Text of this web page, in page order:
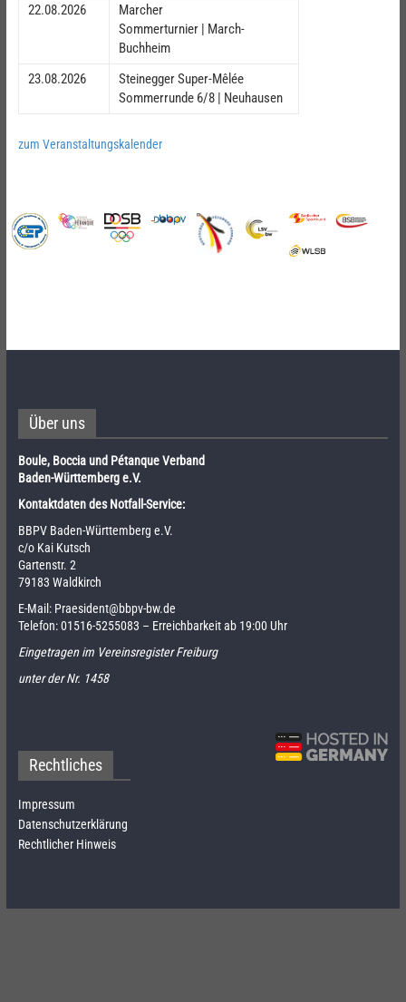
22.08.2026
Marcher
Sommerturnier | March-
Buchheim
23.08.2026
Steinegger Super-Mêlée
Sommerrunde 6/8 | Neuhausen
zum Veranstaltungskalender
Über uns
Boule, Boccia und Pétanque Verband
Baden-Württemberg e.V.
Kontaktdaten des Notfall-Service:
BBPV Baden-Württemberg e.V.
c/o Kai Kutsch
Gartenstr. 2
79183 Waldkirch
E-Mail: Praesident@bbpv-bw.de
Telefon:01516-5255083 – Erreichbarkeit ab 19:00 Uhr
Eingetragen im Vereinsregister Freiburg
unter der Nr. 1458
Rechtliches
Impressum
Datenschutzerklärung
Rechtlicher Hinweis